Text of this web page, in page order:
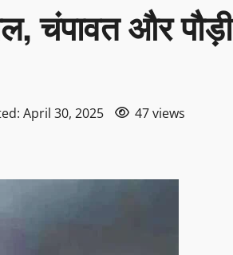
चंपावत और पौड़ी
April 30, 2025 47 views